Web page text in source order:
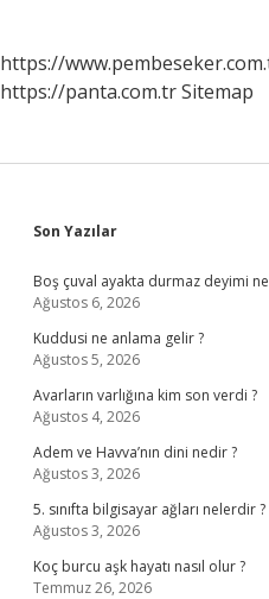
https://
https://panta.com.trSitemap
Sidebar
Son Yazılar
Boş çuval ayakta durmaz deyimi
Ağustos 6, 2026
Kuddusi ne anlama gelir ?
Ağustos 5, 2026
Avarların varlığına kim son verdi ?
Ağustos 4, 2026
Adem ve Havva’nın dini nedir ?
Ağustos 3, 2026
5. sınıfta bilgisayar ağları nelerdir ?
Ağustos 3, 2026
Koç burcu aşk hayatı nasıl olur ?
Temmuz 26, 2026